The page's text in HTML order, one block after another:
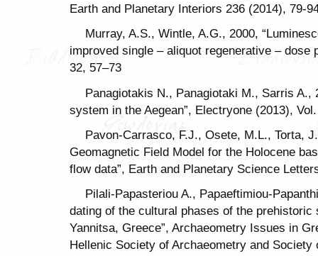
Earth and Planetary Interiors 236 (2014), 79-
Murray, A.S., Wintle, A.G., 2000,
improved single – aliquot regenerative – dose
32, 57–73
Panagiotakis N., Panagiotaki M., Sarris A.,
system in the Aegean”, Electryone (2013),
Pavon-Carrasco, F.J., Osete, M.L., Torta,
Geomagnetic Field Model for the Holocene
flow data”, Earth and Planetary Science
Pilali-Papasteriou A., Papaeftimiou-
dating of the cultural phases of the prehistoric
Yannitsa, Greece”, Archaeometry Issues in
Hellenic Society of Archaeometry and Society